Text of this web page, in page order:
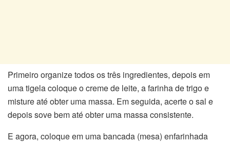
Primeiro organize todos os três ingredientes, depois em
uma tigela coloque o creme de leite, a farinha de trigo e
misture até obter uma massa. Em seguida, acerte o sal e
depois sove bem até obter uma massa consistente.
E agora, coloque em uma bancada (mesa) enfarinhada